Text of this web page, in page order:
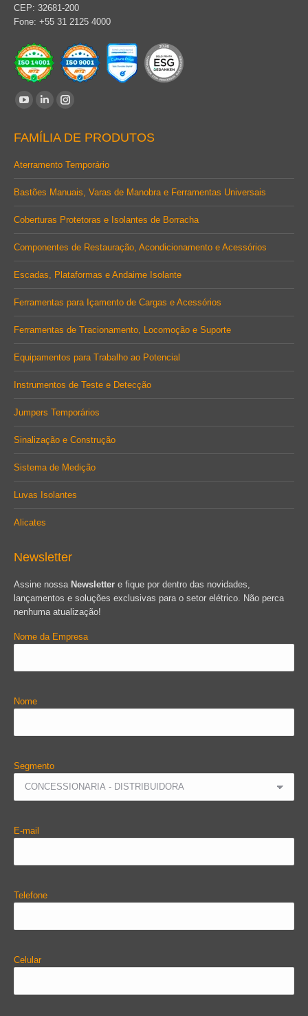
CEP: 32681-200
Fone: +55 31 2125 4000
Encontre-nos em:
opens
in
window
Linkedin
opens
in
window
Instagram
opens
in
window
FAMÍLIA DE PRODUTOS
Aterramento Temporário
Bastões Manuais, Varas de Manobra e Ferramentas Universais
Coberturas Protetoras e Isolantes de Borracha
Componentes de Restauração, Acondicionamento e Acessórios
Escadas, Plataformas e Andaime Isolante
Ferramentas para Içamento de Cargas e Acessórios
Ferramentas de Tracionamento, Locomoção e Suporte
Equipamentos para Trabalho ao Potencial
Instrumentos de Teste e Detecção
Jumpers Temporários
Sinalização e Construção
Sistema de Medição
Luvas Isolantes
Alicates
Newsletter
Assine nossa Newsletter e fique por dentro das novidades,
lançamentos e soluções exclusivas para o setor elétrico. Não perca
nenhuma atualização!
Nome da Empresa
Nome
Segmento
E-mail
Telefone
Celular